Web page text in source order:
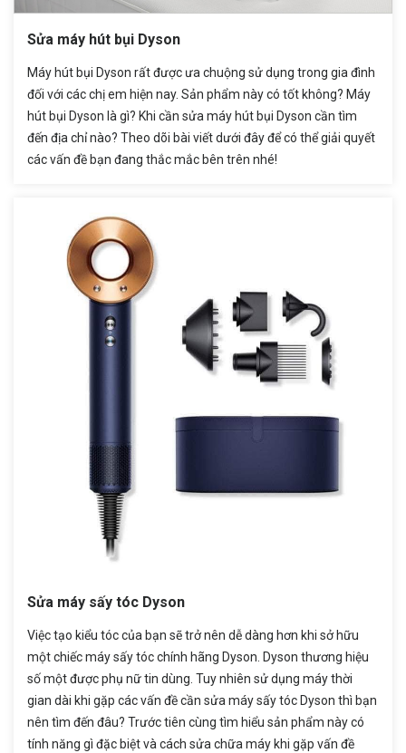
Sửa máy hút bụi Dyson
Máy hút bụi Dyson rất được ưa chuộng sử dụng trong gia đình
đối với các chị em hiện nay. Sản phẩm này có tốt không? Máy
hút bụi Dyson là gì? Khi cần sửa máy hút bụi Dyson cần tìm
đến địa chỉ nào? Theo dõi bài viết dưới đây để có thể giải quyết
các vấn đề bạn đang thắc mắc bên trên nhé!
Sửa máy sấy tóc Dyson
Việc tạo kiểu tóc của bạn sẽ trở nên dễ dàng hơn khi sở hữu
một chiếc máy sấy tóc chính hãng Dyson. Dyson thương hiệu
số một được phụ nữ tin dùng. Tuy nhiên sử dụng máy thời
gian dài khi gặp các vấn đề cần sửa máy sấy tóc Dyson thì bạn
nên tìm đến đâu? Trước tiên cùng tìm hiểu sản phẩm này có
tính năng gì đặc biệt và cách sửa chữa máy khi gặp vấn đề